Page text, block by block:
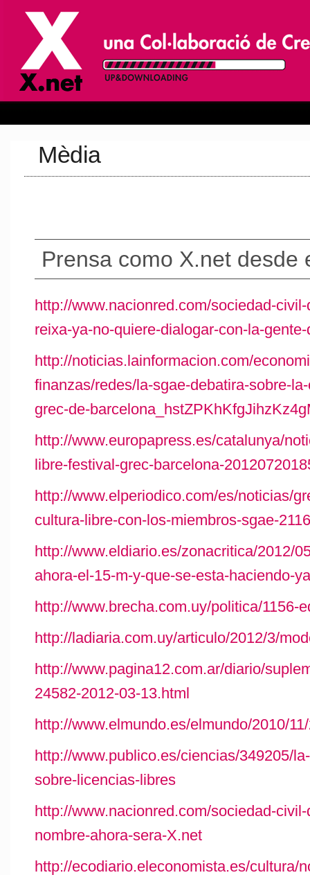
Mèdia
Prensa como X.net desde
http://www.nacionred.com/sociedad-
reixa-ya-no-quiere-dialogar-con-la-
http://noticias.lainformacion.com/
finanzas/redes/la-sgae-debatira-sobre-
grec-de-
http://www.europapress.es/catalunya/
libre-festival-grec-barcelona-
http://www.elperiodico.com/es/noticias/
cultura-libre-con-los-miembros-sgae-
http://www.eldiario.es/zonacritica/2012/
ahora-el-15-m-y-que-se-esta-haciendo-
http://www.brecha.com.uy/politica/1156-
http://ladiaria.com.uy/articulo/2012/3/
http://www.pagina12.com.ar/diario/
24582-2012-03-13.html
http://www.elmundo.es/elmundo/2010/
http://www.publico.es/ciencias/349205/
sobre-licencias-libres
http://www.nacionred.com/sociedad-
nombre-ahora-sera-X.net
http://ecodiario.eleconomista.es/cultura/